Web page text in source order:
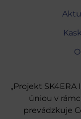
„Projekt
úniou v
prevádzkuje